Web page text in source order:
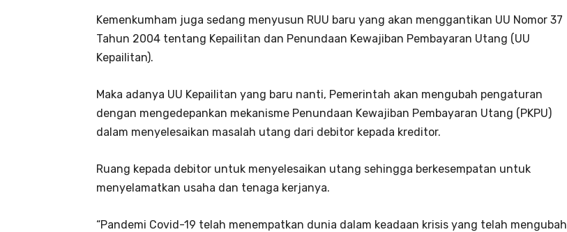
Kemenkumham juga sedang menyusun RUU baru yang akan menggantikan UU Nomor 37
Tahun 2004 tentang Kepailitan dan Penundaan Kewajiban Pembayaran Utang (UU
Kepailitan).
Maka adanya UU Kepailitan yang baru nanti, Pemerintah akan mengubah pengaturan
dengan mengedepankan mekanisme Penundaan Kewajiban Pembayaran Utang (PKPU)
dalam menyelesaikan masalah utang dari debitor kepada kreditor.
Ruang kepada debitor untuk menyelesaikan utang sehingga berkesempatan untuk
menyelamatkan usaha dan tenaga kerjanya.
“Pandemi Covid-19 telah menempatkan dunia dalam keadaan krisis yang telah mengubah